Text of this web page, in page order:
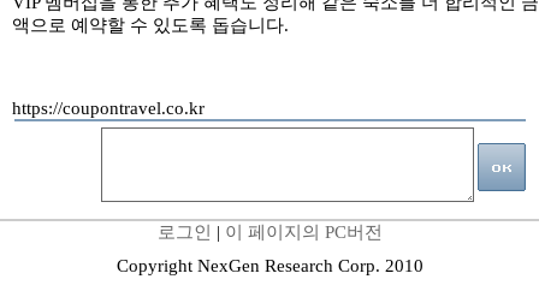
액으로 예약할 수 있도록 돕습니다.
https://coupontravel.co.kr
로그인 | 이 페이지의 PC버전
Copyright NexGen Research Corp. 2010